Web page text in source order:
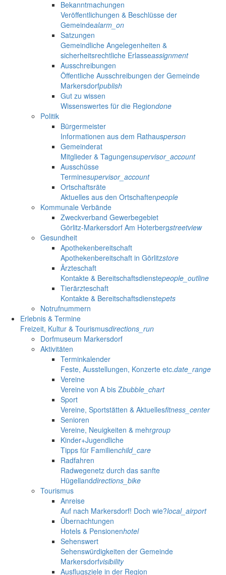
Bekanntmachungen
Veröffentlichungen & Beschlüsse der
Gemeindealarm_on
Satzungen
Gemeindliche Angelegenheiten &
sicherheitsrechtliche Erlasseassignment
Ausschreibungen
Öffentliche Ausschreibungen der Gemeinde
Markersdorfpublish
Gut zu wissen
Wissenswertes für die Regiondone
Politik
Bürgermeister
Informationen aus dem Rathausperson
Gemeinderat
Mitglieder & Tagungensupervisor_account
Ausschüsse
Terminesupervisor_account
Ortschaftsräte
Aktuelles aus den Ortschaftenpeople
Kommunale Verbände
Zweckverband Gewerbegebiet
Görlitz-Markersdorf Am Hoterbergstreetview
Gesundheit
Apothekenbereitschaft
Apothekenbereitschaft in Görlitzstore
Ärzteschaft
Kontakte & Bereitschaftsdienstepeople_outline
Tierärzteschaft
Kontakte & Bereitschaftsdienstepets
Notrufnummern
Erlebnis & Termine
Freizeit, Kultur & Tourismusdirections_run
Dorfmuseum Markersdorf
Aktivitäten
Terminkalender
Feste, Ausstellungen, Konzerte etc.date_range
Vereine
Vereine von A bis Zbubble_chart
Sport
Vereine, Sportstätten & Aktuellesfitness_center
Senioren
Vereine, Neuigkeiten & mehrgroup
Kinder+Jugendliche
Tipps für Familienchild_care
Radfahren
Radwegenetz durch das sanfte
Hügellanddirections_bike
Tourismus
Anreise
Auf nach Markersdorf! Doch wie?local_airport
Übernachtungen
Hotels & Pensionenhotel
Sehenswert
Sehenswürdigkeiten der Gemeinde
Markersdorfvisibility
Ausflugsziele in der Region